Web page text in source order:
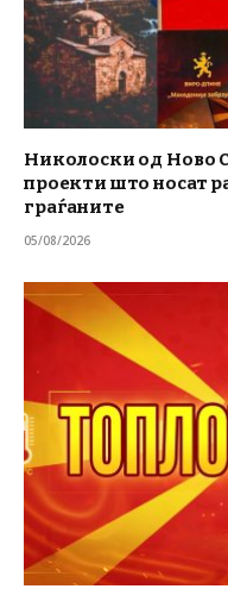
Николоски од Ново
проекти што носат
граѓаните
05/08/2026